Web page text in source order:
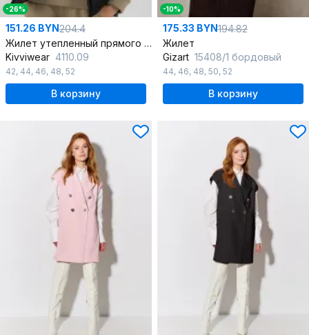
-26%
151.26 BYN204.4
Жилет утепленный прямого кроя из плащевки
Kivviwear 4110.09
42, 44, 46, 48, 52
В корзину
-10%
175.33 BYN194.82
Жилет
Gizart 15408/1 бордовый
44, 46, 48, 50, 52
В корзину